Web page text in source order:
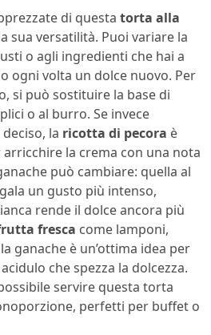
di questa torta alla
sua versatilità. Puoi variare la
o agli ingredienti che hai a
ogni volta un dolce nuovo. Per
si può sostituire la base di
o al burro. Se invece
la ricotta di pecora è
la crema con una nota
può cambiare: quella al
un gusto più intenso,
rende il dolce ancora più
fresca come lamponi,
ganache è un’ottima idea per
che spezza la dolcezza.
servire questa torta
perfetti per buffet o